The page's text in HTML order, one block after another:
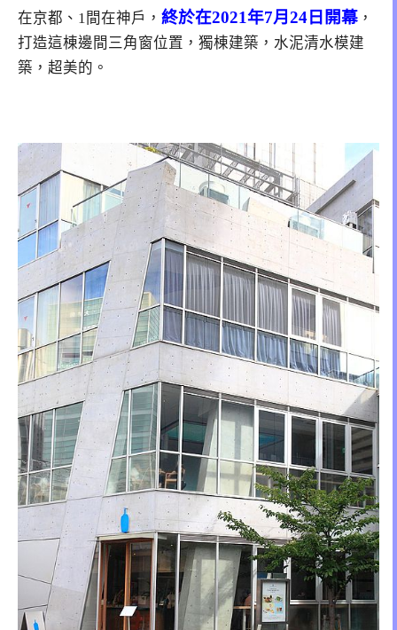
在京都、1間在神戶， 終於在2021年7月24日開幕 ，
打造這棟邊間三角窗位置，獨棟建築，水泥清水模建
築，超美的。